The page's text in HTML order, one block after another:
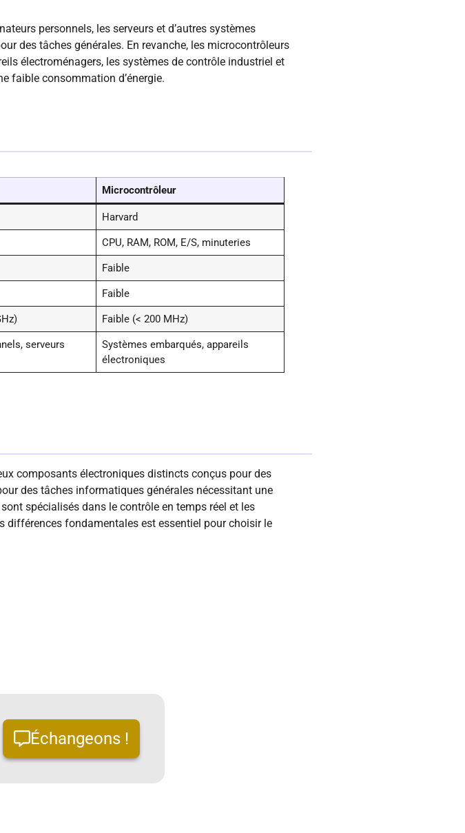
personnels, les serveurs et d’autres systèmes
des tâches générales. En revanche, les microcontrôleurs
électroménagers, les systèmes de contrôle industriel et
faible consommation d’énergie.
Microcontrôleur
Harvard
CPU, RAM, ROM, E/S, minuteries
Faible
Faible
Faible (< 200 MHz)
serveurs
Systèmes embarqués, appareils
électroniques
composants électroniques distincts conçus pour des
des tâches informatiques générales nécessitant une
spécialisés dans le contrôle en temps réel et les
différences fondamentales est essentiel pour choisir le
Échangeons !